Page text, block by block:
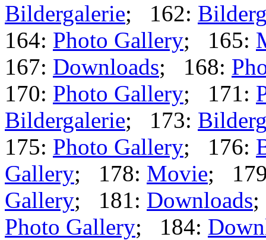
Bildergalerie; 162:
164: Photo Gallery; 165:
167: Downloads; 168:
170: Photo Gallery; 171:
Bildergalerie; 173:
175: Photo Gallery; 176:
Gallery; 178: Movie;
Gallery; 181: Downloads
Photo Gallery; 184: